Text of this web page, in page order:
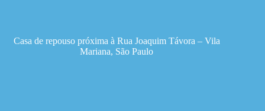
Casa de repouso próxima à Rua Joaquim Távora – Vila
Mariana, São Paulo